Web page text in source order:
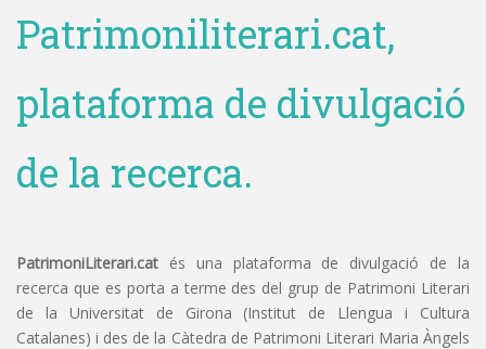
Patrimoniliterari.cat,
plataforma de divulgació
de la recerca.
PatrimoniLiterari.cat és una plataforma de divulgació de la
recerca que es porta a terme des del grup de Patrimoni Literari
de la Universitat de Girona (Institut de Llengua i Cultura
Catalanes) i des de la Càtedra de Patrimoni Literari Maria Àngels